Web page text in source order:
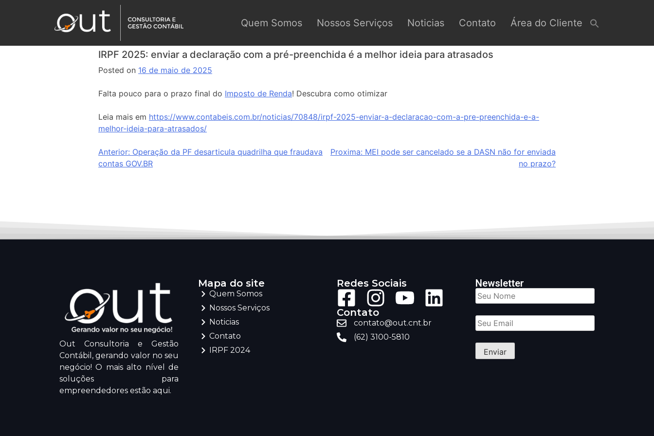
Quem Somos Nossos Serviços Noticias Contato Área do Cliente
IRPF 2025: enviar a declaração com a pré-preenchida é a melhor ideia para atrasados
Posted on 16 de maio de 2025
Falta pouco para o prazo final do Imposto de Renda! Descubra como otimizar
Leia mais em https://www.contabeis.com.br/noticias/70848/irpf-2025-enviar-a-declaracao-com-a-pre-preenchida-e-a-
melhor-ideia-para-atrasados/
Anterior: Operação da PF desarticula quadrilha que fraudava
contas GOV.BR
Proxima: MEI pode ser cancelado se a DASN não for enviada
no prazo?
Out Consultoria e Gestão
Contábil, gerando valor no seu
negócio! O mais alto nível de
soluções para
empreendedores estão aqui.
Mapa do site
Quem Somos
Nossos Serviços
Noticias
Contato
IRPF 2024
Redes Sociais
Contato
contato@out.cnt.br
(62) 3100-5810
Newsletter